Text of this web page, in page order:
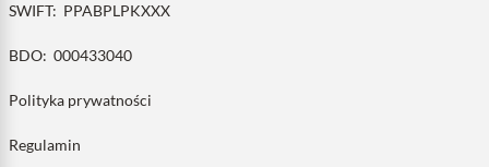
SWIFT: PPABPLPKXXX
BDO: 000433040
Polityka prywatności
Regulamin